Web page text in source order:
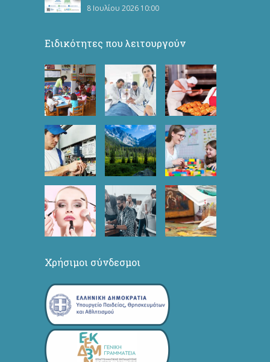
Δελτίου
8 Ιουλίου 2026 10:00
Ειδικότητες που λειτουργούν
Χρήσιμοι σύνδεσμοι